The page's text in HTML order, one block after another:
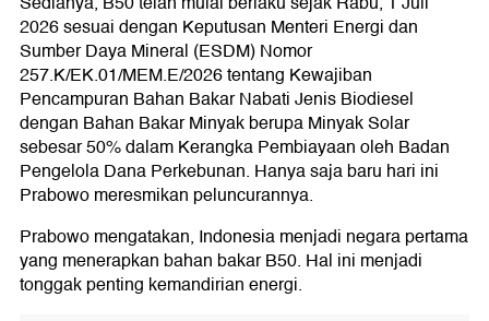
2026 sesuai dengan Keputusan Menteri Energi dan
Sumber Daya Mineral (ESDM) Nomor
257.K/EK.01/MEM.E/2026 tentang Kewajiban
Pencampuran Bahan Bakar Nabati Jenis Biodiesel
dengan Bahan Bakar Minyak berupa Minyak Solar
sebesar 50% dalam Kerangka Pembiayaan oleh Badan
Pengelola Dana Perkebunan. Hanya saja baru hari ini
Prabowo meresmikan peluncurannya.
Prabowo mengatakan, Indonesia menjadi negara pertama
yang menerapkan bahan bakar B50. Hal ini menjadi
tonggak penting kemandirian energi.